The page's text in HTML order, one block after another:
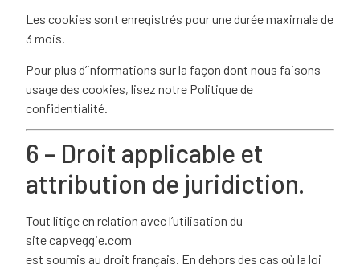
Les cookies sont enregistrés pour une durée maximale de
3 mois.
Pour plus d’informations sur la façon dont nous faisons
usage des cookies, lisez notre Politique de
confidentialité
6 – Droit applicable et
attribution de juridiction.
Tout litige en relation avec l’utilisation du
sitecapveggie.com
est soumis au droit français. En dehors des cas où la loi